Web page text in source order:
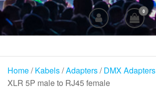
0
Home/Kabels/Adapters/DMX Adapters
XLR 5P male to RJ45 female